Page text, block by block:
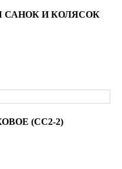
САНОК И КОЛЯСОК
(СС2-2)